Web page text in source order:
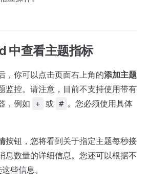
中查看主题指标
，你可以点击页面右上角的添加主题
监控。请注意，目前不支持使用带有
，例如 + 或 # 。您必须使用具体
按钮，您将看到关于指定主题每秒接
息数量的详细信息。您还可以根据不
些信息。